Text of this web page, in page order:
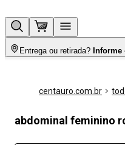
Entrega ou retirada? Informe
centauro.com.br
abdominal feminino